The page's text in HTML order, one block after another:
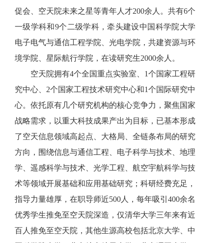
促会、空天院未来之星等青年人才200余人。共有6个
一级学科和9个二级学科，牵头建设中国科学院大学
电子电气与通信工程学院、光电学院，共建资源与环
境学院、星际航行学院，在读研究生2000余人。
空天院拥有4个全国重点实验室、1个国家工程研
究中心、2个国家工程技术研究中心和1个国际研究中
心。依托原有几个研究机构的核心竞争力，聚焦国家
战略需求，以重大科技成果产出为目标，已基本形成
了空天信息领域高起点、大格局、全链条布局的研究
方向，围绕信息与通信工程、电子科学与技术、地理
学、遥感科学与技术、光学工程、航空宇航科学与技
术等领域开展基础和应用基础研究；科研经费充足，
指导力量雄厚，在职导师近500人，每年吸引400余名
优秀学生推免至空天院深造，仅清华大学三年来有近
百人推免至空天院，其他生源高校包括北京大学、中